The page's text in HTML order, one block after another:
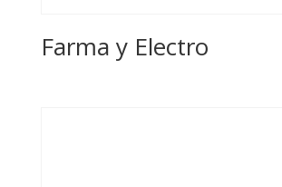
Farma y Electro